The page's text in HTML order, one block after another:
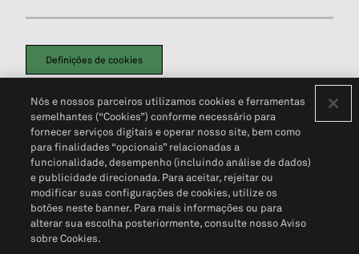
Definições de cookies
Política de PrivacidadePortal de privacidade do cliente (em inglês)
Não Venda Minhas Informações Pessoais© 2026 S&P Global
Nós e nossos parceiros utilizamos cookies e ferramentas
semelhantes (“Cookies”) conforme necessário para
fornecer serviços digitais e operar nosso site, bem como
para finalidades “opcionais” relacionadas a
funcionalidade, desempenho (incluindo análise de dados)
e publicidade direcionada. Para aceitar, rejeitar ou
modificar suas configurações de cookies, utilize os
botões neste banner. Para mais informações ou para
alterar sua escolha posteriormente, consulte nosso Aviso
sobre Cookies.